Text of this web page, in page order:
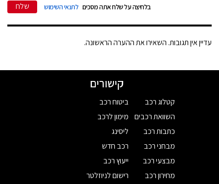
בלחיצה על שלח אתה מסכים לתנאי השימוש שלח
עדיין אין תגובות. השאירו את ההערה הראשונה.
קישורים
קטלוג רכב
השוואת רכבים
כתבות רכב
מבחני רכב
מבצעי רכב
מחירון רכב
ביטוח רכב
מימון לרכב
ליסינג
רכב חדש
ייעוץ רכב
רישום לניוזלטר